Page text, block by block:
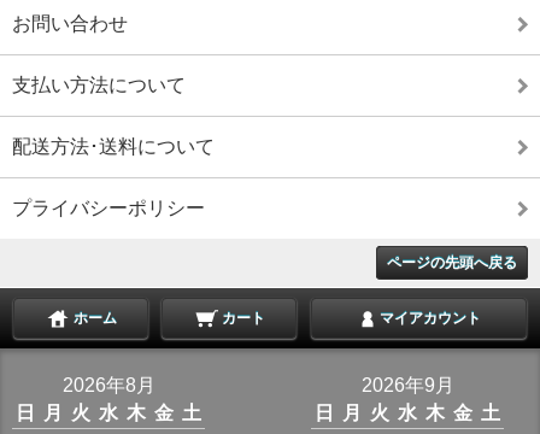
お問い合わせ
支払い方法について
配送方法･送料について
プライバシーポリシー
ページの先頭へ戻る
ホーム カート マイアカウント
2026年8月
日
月 火 水 木 金 土
2026年9月
日
月 火 水 木 金 土